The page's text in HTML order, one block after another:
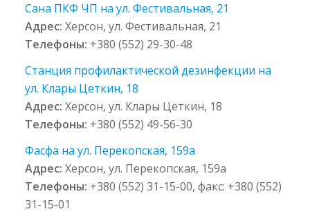
Сана ПКФ ЧП на ул. Фестивальная, 21
Адрес:Херсон, ул. Фестивальная, 21
Телефоны: +380 (552) 29-30-48
Станция профилактической дезинфекции на
ул. Клары Цеткин, 18
Адрес:Херсон, ул. Клары Цеткин, 18
Телефоны: +380 (552) 49-56-30
Фасфа на ул. Перекопская, 159а
Адрес:Херсон, ул. Перекопская, 159а
Телефоны: +380 (552) 31-15-00, факс: +380 (552)
31-15-01